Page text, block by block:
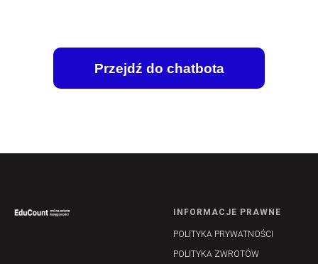
Przejdź do chatbota
INFORMACJE PRAWNE
POLITYKA PRYWATNOŚCI
POLITYKA ZWROTÓW